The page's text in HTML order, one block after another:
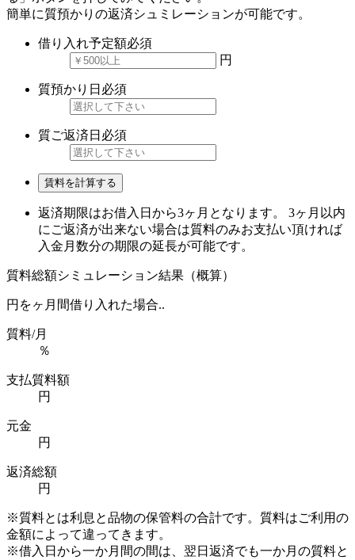
簡単に質預かりの返済シュミレーションが可能です。
借り入れ予定額必須
円
質預かり日 必須
質ご返済日 必須
賃料を計算する
返済期限はお借入日から3ヶ月となります。 3ヶ月以内
にご返済が出来ない場合は質料のみお支払い頂ければ
入金月数分の期限の延長が可能です。
質料総額シミュレーション結果（概算）
円をヶ月間借り入れた場合..
質料/月
％
支払質料額
円
元金
円
返済総額
円
※質料とは利息と品物の保管料の合計です。質料はご利用の
金額によって違ってきます。
※借入日から一か月間の間は、翌日返済でも一か月の質料と